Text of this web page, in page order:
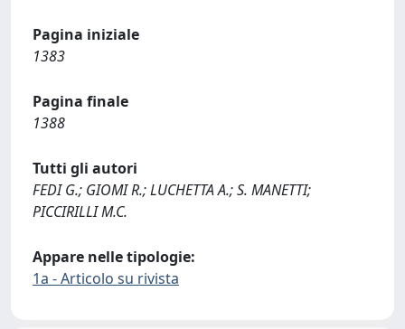
Pagina iniziale
1383
Pagina finale
1388
Tutti gli autori
FEDI G.; GIOMI R.; LUCHETTA A.; S. MANETTI;
PICCIRILLI M.C.
Appare nelle tipologie:
1a - Articolo su rivista